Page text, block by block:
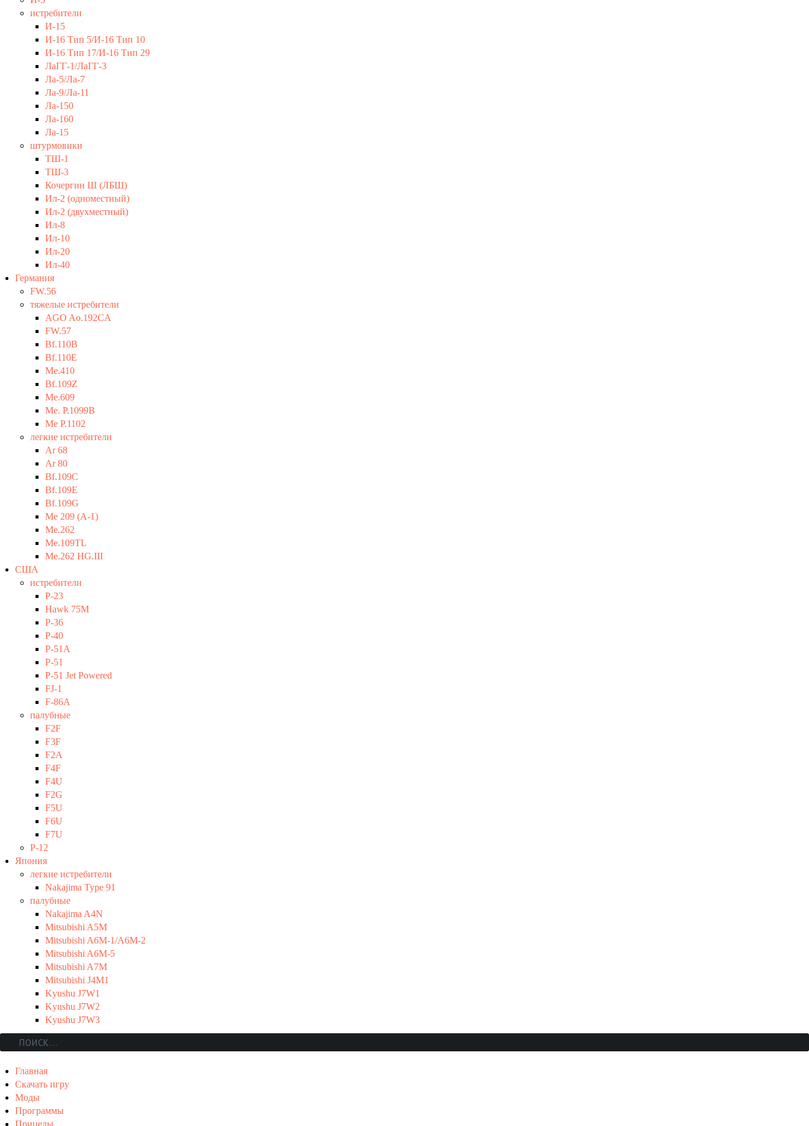
истребители
И-15
И-16 Тип 5/И-16 Тип 10
И-16 Тип 17/И-16 Тип 29
ЛаГГ-1/ЛаГГ-3
Ла-5/Ла-7
Ла-9/Ла-11
Ла-150
Ла-160
Ла-15
штурмовики
ТШ-1
ТШ-3
Кочергин Ш (ЛБШ)
Ил-2 (одноместный)
Ил-2 (двухместный)
Ил-8
Ил-10
Ил-20
Ил-40
Германия
FW.56
тяжелые истребители
AGO Ao.192CA
FW.57
Bf.110B
Bf.110E
Me.410
Bf.109Z
Me.609
Me. P.1099B
Me P.1102
легкие истребители
Ar 68
Ar 80
Bf.109C
Bf.109E
Bf.109G
Me 209 (A-1)
Me.262
Me.109TL
Me.262 HG.III
США
истребители
P-23
Hawk 75M
P-36
P-40
P-51A
P-51
P-51 Jet Powered
FJ-1
F-86A
палубные
F2F
F3F
F2A
F4F
F4U
F2G
F5U
F6U
F7U
P-12
Япония
легкие истребители
Nakajima Type 91
палубные
Nakajima A4N
Mitsubishi A5M
Mitsubishi A6M-1/A6M-2
Mitsubishi A6M-5
Mitsubishi A7M
Mitsubishi J4M1
Kyushu J7W1
Kyushu J7W2
Kyushu J7W3
Главная
Скачать игру
Моды
Программы
Прицелы